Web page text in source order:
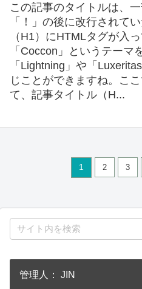
この記事のタイトルは、
「！」の後に改行されて
（H1）にHTMLタグが入
「Coccon」というテーマ
「Lightning」や「
じことができますね。こ
て、記事タイトル（H...
1 2 3
管理人： JIN